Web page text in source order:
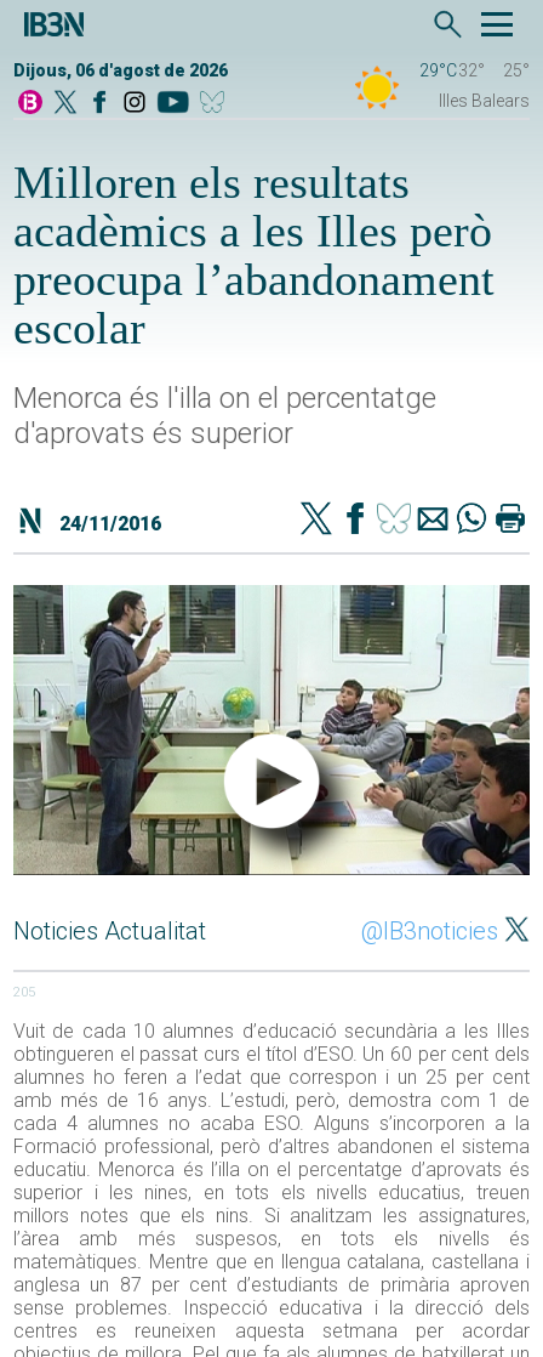
Dijous, 06 d'agost de 2026 29°C32°
25°
Illes Balears
Milloren els resultats
acadèmics a les Illes però
preocupa l’abandonament
escolar
Menorca és l'illa on el percentatge
d'aprovats és superior
24/11/2016
Noticies Actualitat @IB3noticies
205
Vuit de cada 10 alumnes d’educació secundària a les Illes
obtingueren el passat curs el títol d’ESO. Un 60 per cent dels
alumnes ho feren a l’edat que correspon i un 25 per cent
amb més de 16 anys. L’estudi, però, demostra com 1 de
cada 4 alumnes no acaba ESO. Alguns s’incorporen a la
Formació professional, però d’altres abandonen el sistema
educatiu. Menorca és l’illa on el percentatge d’aprovats és
superior i les nines, en tots els nivells educatius, treuen
millors notes que els nins. Si analitzam les assignatures,
l’àrea amb més suspesos, en tots els nivells és
matemàtiques. Mentre que en llengua catalana, castellana i
anglesa un 87 per cent d’estudiants de primària aproven
sense problemes. Inspecció educativa i la direcció dels
centres es reuneixen aquesta setmana per acordar